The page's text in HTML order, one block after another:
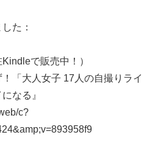
た：
で販売中！）
！「大人女子 17人の自撮りライ
なる』
c?